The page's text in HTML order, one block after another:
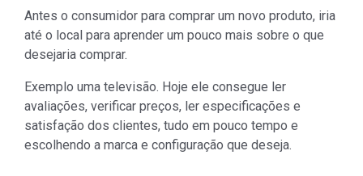
Antes o consumidor para comprar um novo produto, iria
até o local para aprender um pouco mais sobre o que
desejaria comprar.
Exemplo uma televisão. Hoje ele consegue ler
avaliações, verificar preços, ler especificações e
satisfação dos clientes, tudo em pouco tempo e
escolhendo a marca e configuração que deseja.